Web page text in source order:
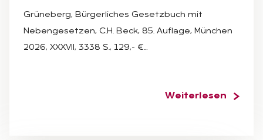
Grüneberg, Bürgerliches Gesetzbuch mit
Nebengesetzen, C.H. Beck, 85. Auflage, München
2026, XXXVII, 3338 S., 129,- €…
Weiterlesen